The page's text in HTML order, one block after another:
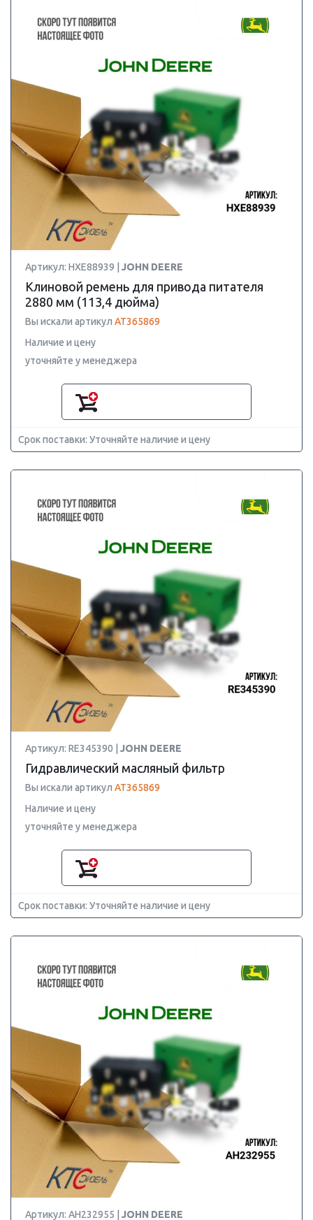
Артикул: HXE88939 | JOHN DEERE
Клиновой ремень для привода питателя
2880 мм (113,4 дюйма)
Вы искали артикул AT365869
Наличие и цену
уточняйте у менеджера
Срок поставки: Уточняйте наличие и цену
Артикул: RE345390 | JOHN DEERE
Гидравлический масляный фильтр
Вы искали артикул AT365869
Наличие и цену
уточняйте у менеджера
Срок поставки: Уточняйте наличие и цену
Артикул: AH232955 | JOHN DEERE